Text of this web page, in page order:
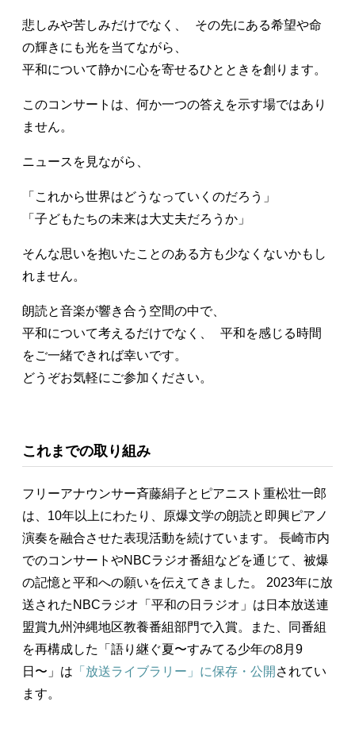
悲しみや苦しみだけでなく、 その先にある希望や命
の輝きにも光を当てながら、
平和について静かに心を寄せるひとときを創ります。
このコンサートは、何か一つの答えを示す場ではあり
ません。
ニュースを見ながら、
「これから世界はどうなっていくのだろう」
「子どもたちの未来は大丈夫だろうか」
そんな思いを抱いたことのある方も少なくないかもし
れません。
朗読と音楽が響き合う空間の中で、
平和について考えるだけでなく、 平和を感じる時間
をご一緒できれば幸いです。
どうぞお気軽にご参加ください。
これまでの取り組み
フリーアナウンサー斉藤絹子とピアニスト重松壮一郎
は、10年以上にわたり、原爆文学の朗読と即興ピアノ
演奏を融合させた表現活動を続けています。 長崎市内
でのコンサートやNBCラジオ番組などを通じて、被爆
の記憶と平和への願いを伝えてきました。 2023年に放
送されたNBCラジオ「平和の日ラジオ」は日本放送連
盟賞九州沖縄地区教養番組部門で入賞。また、同番組
を再構成した「語り継ぐ夏〜すみてる少年の8月9
日〜」は 「放送ライブラリー」に保存・公開 されてい
ます。